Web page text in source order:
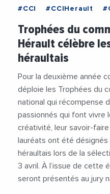
#CCI
#CCIHerault
#Entrepreneurs
#TropheesDuCommerce
Trophées du
Hérault célèbre
héraultais
Pour la deuxième année
déploie les Trophées du
national qui récompense
passionnés qui font vivre
créativité, leur savoir-
lauréats ont été
héraultais lors de la
3 avril. À l’issue de cette
seront présentés au jury